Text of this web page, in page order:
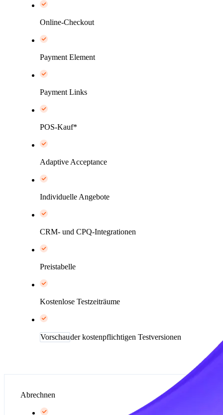
Online-Checkout
Payment Element
Payment Links
POS-Kauf*
Adaptive Acceptance
Individuelle Angebote
CRM- und CPQ-Integrationen
Preistabelle
Kostenlose Testzeiträume
Vorschauder kostenpflichtigen Testversionen
Abrechnen